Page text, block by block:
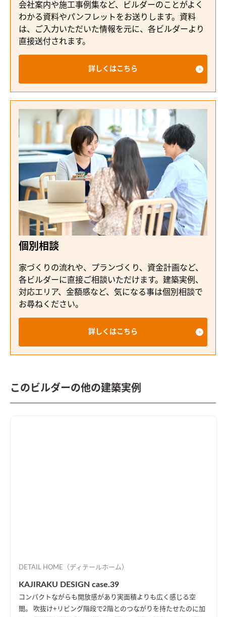
会社案内や施工事例集など、ビルダーのことがよく
わかる資料やパンフレットをお送りします。資料
は、ご入力いただいた情報を元に、各ビルダーより
直接送付されます。
詳しくはこちら
個別相談
家づくりの流れや、プランづくり、資金計画など、
各ビルダーに直接ご相談いただけます。建築実例、
対応エリア、金額感など、気になる事は個別相談で
お尋ねください。
詳しくはこちら
このビルダーの他の建築実例
DETAIL HOME（ディテールホーム）
KAJIRAKU DESIGN case.39
コンパクトながらも開放感があり実面積よりも広く感じる空
間。 吹抜け+リビング階段で2階とのつながりを持たせたのに加